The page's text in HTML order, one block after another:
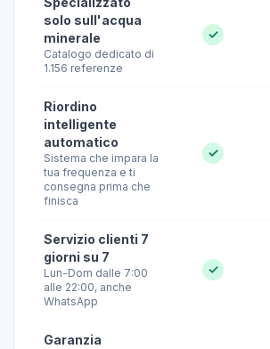
solo sull'acqua
minerale
Catalogo dedicato di
1.156 referenze
✓
Riordino
intelligente
automatico
Sistema che impara la
tua frequenza e ti
consegna prima che
finisca
✓
Servizio clienti 7
giorni su 7
Lun-Dom dalle 7:00
alle 22:00, anche
WhatsApp
✓
Garanzia